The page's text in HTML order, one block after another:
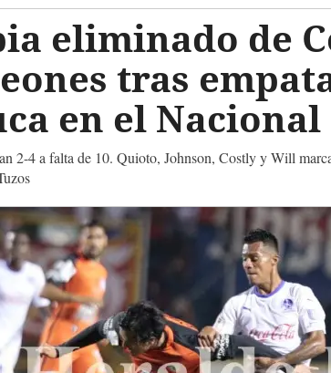
eliminado de
tras
en el Nacional
2-4 a falta de 10. Quioto, Johnson, Costly y Will